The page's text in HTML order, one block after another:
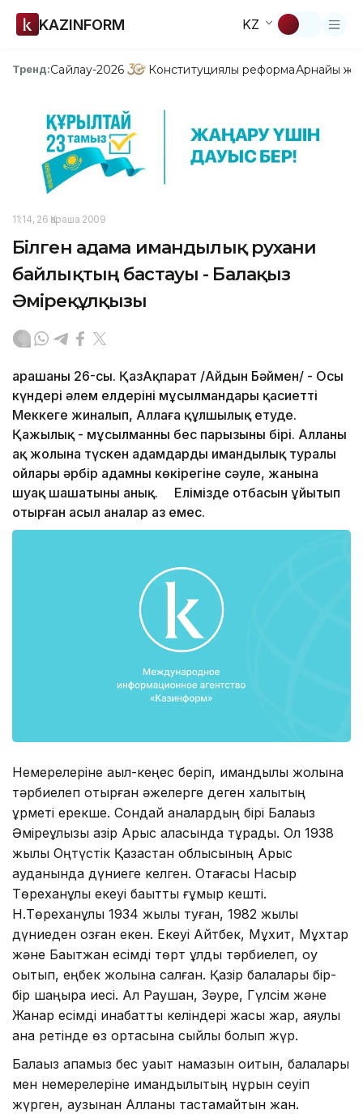
KAZINFORM KZ
Тренд:Сайлау-2026 Конституциялық реформаАрнайы
11:14, 26 Қараша 2009
Білген адамға имандылық рухани
байлықтың бастауы - Балақыз
Әміреқұлқызы
арашаның 26-сы. ҚазАқпарат /Айдын Бәймен/ - Осы
күндері әлем елдерінің мұсылмандары қасиетті
Меккеге жиналып, Аллаға құлшылық етуде.
Қажылық - мұсылманның бес парызының бірі. Алланың
ақ жолына түскен адамдардың имандылық туралы
ойлары әрбір адамның көкірегіне сәуле, жанына
шуақ шашатыны анық. Елімізде отбасын ұйытып
отырған асыл аналар аз емес.
Немерелеріне ақыл-кеңес беріп, имандылық жолына
тәрбиелеп отырған әжелерге деген халықтың
құрметі ерекше. Сондай аналардың бірі Балақыз
Әміреқұлқызы қазір Арыс қаласында тұрады. Ол 1938
жылы Оңтүстік Қазақстан облысының Арыс
ауданында дүниеге келген. Отағасы Насыр
Төреханұлы екеуі бақытты ғұмыр кешті.
Н.Төреханұлы 1934 жылы туған, 1982 жылы
дүниеден озған екен. Екеуі Айтбек, Мұхит, Мұхтар
және Бақытжан есімді төрт ұлды тәрбиелеп, оқу
оқытып, еңбек жолына салған. Қазір балалары бір-
бір шаңырақ иесі. Ал Раушан, Зәуре, Гүлсім және
Жанар есімді инабатты келіндері жақсы жар, аяулы
ана ретінде өз ортасына сыйлы болып жүр.
Балақыз апамыз бес уақыт намазын оқитын, балалары
мен немерелеріне имандылықтың нұрын сеуіп
жүрген, аузынан Алланы тастамайтын жан.